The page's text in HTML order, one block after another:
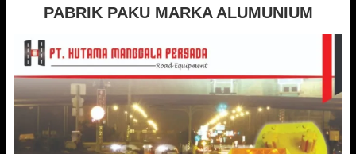
PABRIK PAKU MARKA ALUMUNIUM